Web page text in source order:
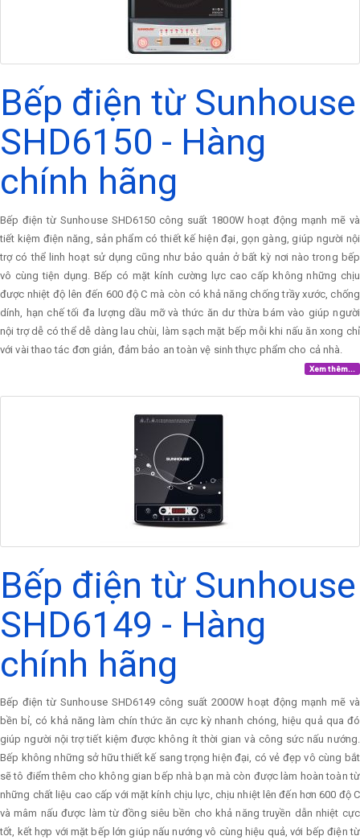
Bếp điện từ Sunhouse
SHD6150 - Hàng
chính hãng
Bếp điện từ Sunhouse SHD6150 công suất 1800W hoạt động mạnh mẽ và
tiết kiệm điện năng, sản phẩm có thiết kế hiện đại, gọn gàng, giúp người nội
trợ có thể linh hoạt sử dụng cũng như bảo quản ở bất kỳ nơi nào trong bếp
vô cùng tiện dụng. Bếp có mặt kính cường lực cao cấp không những chịu
được nhiệt độ lên đến 600 độ C mà còn có khả năng chống trầy xước, chống
dính, hạn chế tối đa lượng dầu mỡ và thức ăn dư thừa bám vào giúp người
nội trợ dễ có thể dễ dàng lau chùi, làm sạch mặt bếp mỗi khi nấu ăn xong chỉ
với vài thao tác đơn giản, đảm bảo an toàn vệ sinh thực phẩm cho cả nhà.
Xem thêm...
Bếp điện từ Sunhouse
SHD6149 - Hàng
chính hãng
Bếp điện từ Sunhouse SHD6149 công suất 2000W hoạt động mạnh mẽ và
bền bỉ, có khả năng làm chín thức ăn cực kỳ nhanh chóng, hiệu quả qua đó
giúp người nội trợ tiết kiệm được không ít thời gian và công sức nấu nướng.
Bếp không những sở hữu thiết kế sang trọng hiện đại, có vẻ đẹp vô cùng bắt
sẽ tô điểm thêm cho không gian bếp nhà bạn mà còn được làm hoàn toàn từ
những chất liệu cao cấp với mặt kính chịu lực, chịu nhiệt lên đến hơn 600 độ C
và mâm nấu được làm từ đồng siêu bền cho khả năng truyền dẫn nhiệt cực
tốt, kết hợp với mặt bếp lớn giúp nấu nướng vô cùng hiệu quả, với bếp điện từ